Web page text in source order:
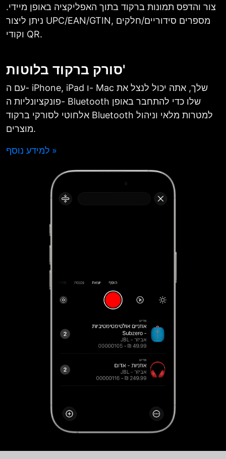
צור והדפס תמונות ברקוד בתוך האפליקציה באופן מיידי.
ניתן ליצור UPC/EAN/GTIN, מספרים סידוריים/חלקים
וקודי QR.
סורק ברקוד בלוטות'
עם ה- iPhone, iPad ו- Mac שלך, אתה יכול לנצל את
פונקציונליות ה- Bluetooth שלו כדי להתחבר באופן
אלחוטי לסורקי ברקוד Bluetooth למטרות מלאי וניהול
מוצרים.
למידע נוסף